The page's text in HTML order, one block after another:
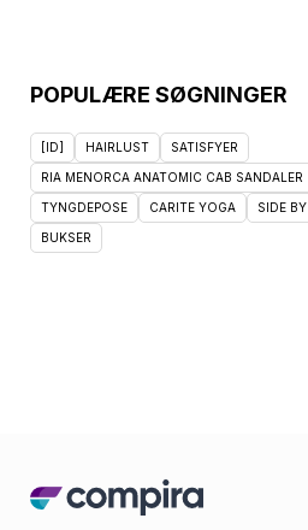
POPULÆRE SØGNINGER
[ID] HAIRLUST SATISFYER
RIA MENORCA ANATOMIC CAB SANDALER
TYNGDEPOSE CARITE YOGA SIDE
BUKSER